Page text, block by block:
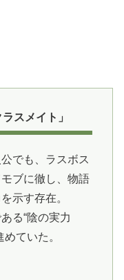
スメイト」
でも、ラスボス
ブに徹し、物語
示す存在。
る“陰の実力
ていた。